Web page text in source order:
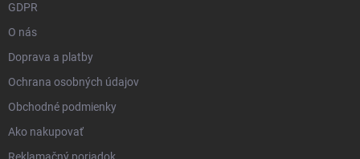
GDPR
O nás
Doprava a platby
Ochrana osobných údajov
Obchodné podmienky
Ako nakupovať